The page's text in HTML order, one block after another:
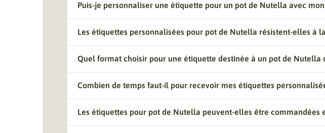
Puis-je personnaliser une étiquette pour un pot de Nutella avec
Les étiquettes personnalisées pour pot de Nutella résistent-elles à
Quel format choisir pour une étiquette destinée à un pot de Nutella
Combien de temps faut-il pour recevoir mes étiquettes
Les étiquettes pour pot de Nutella peuvent-elles être commandées